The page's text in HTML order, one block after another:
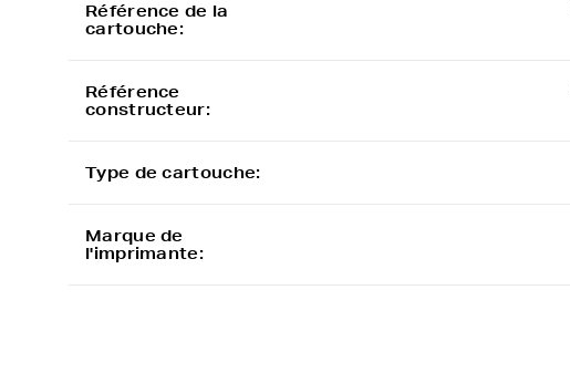
Référence de la
cartouche:
Référence
constructeur:
Type de cartouche:
Marque de
l'imprimante: